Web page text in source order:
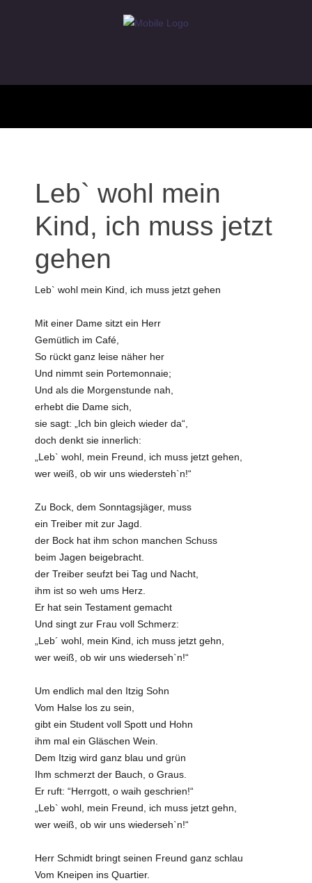
Leb` wohl mein
Kind, ich muss jetzt
gehen
Leb` wohl mein Kind, ich muss jetzt gehen
Mit einer Dame sitzt ein Herr
Gemütlich im Café,
So rückt ganz leise näher her
Und nimmt sein Portemonnaie;
Und als die Morgenstunde nah,
erhebt die Dame sich,
sie sagt: „Ich bin gleich wieder da“,
doch denkt sie innerlich:
„Leb` wohl, mein Freund, ich muss jetzt gehen,
wer weiß, ob wir uns wiedersteh`n!“
Zu Bock, dem Sonntagsjäger, muss
ein Treiber mit zur Jagd.
der Bock hat ihm schon manchen Schuss
beim Jagen beigebracht.
der Treiber seufzt bei Tag und Nacht,
ihm ist so weh ums Herz.
Er hat sein Testament gemacht
Und singt zur Frau voll Schmerz:
„Leb´ wohl, mein Kind, ich muss jetzt gehn,
wer weiß, ob wir uns wiederseh`n!“
Um endlich mal den Itzig Sohn
Vom Halse los zu sein,
gibt ein Student voll Spott und Hohn
ihm mal ein Gläschen Wein.
Dem Itzig wird ganz blau und grün
Ihm schmerzt der Bauch, o Graus.
Er ruft: “Herrgott, o waih geschrien!“
„Leb` wohl, mein Freund, ich muss jetzt gehn,
wer weiß, ob wir uns wiederseh`n!“
Herr Schmidt bringt seinen Freund ganz schlau
Vom Kneipen ins Quartier.